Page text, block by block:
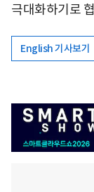
극대화하기로
English 기사보기